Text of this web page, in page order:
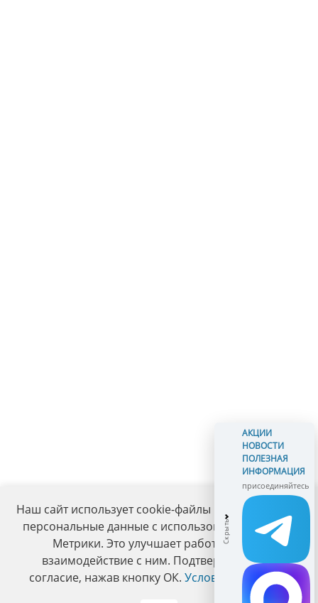
Наш сайт использует cookie-файлы и обрабатывает
персональные данные с использованием Яндекс
Метрики. Это улучшает работу сайта и
взаимодействие с ним. Подтвердите ваше
согласие, нажав кнопку ОК. Условия политики.
АКЦИИ
НОВОСТИ
ПОЛЕЗНАЯ
ИНФОРМАЦИЯ
присоединяйтесь